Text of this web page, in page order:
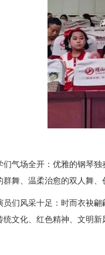
们气场全开：优雅的钢琴
舞、温柔治愈的双人舞
员们风采十足：时而衣袂
统文化、红色精神、文明